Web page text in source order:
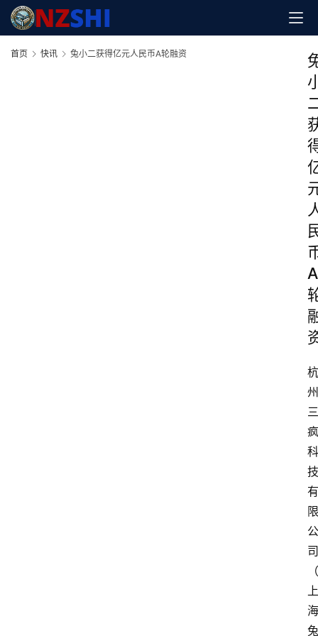
首页 快讯 兔小二获得亿元人民币A轮融资
A
杭
州
三
疯
科
技
有
限
公
司
（
上
海
兔